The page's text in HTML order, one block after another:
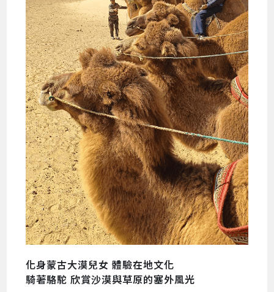
化身蒙古大漠兒女 體驗在地文化
騎著駱駝 欣賞沙漠與草原的塞外風光